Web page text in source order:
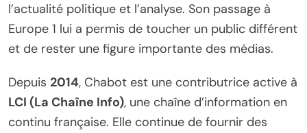
l’actualité politique et l’analyse. Son passage à
Europe 1 lui a permis de toucher un public différent
et de rester une figure importante des médias.
Depuis 2014, Chabot est une contributrice active à
LCI (La Chaîne Info), une chaîne d’information en
continu française. Elle continue de fournir des